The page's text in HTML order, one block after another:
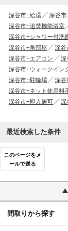
深谷市+給湯 深谷市
深谷市+追焚機能浴室
深谷市+シャワー付洗
深谷市+角部屋
深谷
深谷市+エアコン
深
深谷市+ウォークイン
深谷市+駐輪場
深谷
深谷市+ネット使用料
深谷市+即入居可
深
最近検索した条件
このページをメ
ールで送る
間取りから探す